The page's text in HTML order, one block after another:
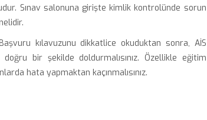
Sınav salonuna girişte kimlik kontrolünde sorun
kılavuzunu dikkatlice okuduktan sonra, AİS
bir şekilde doldurmalısınız. Özellikle eğitim
hata yapmaktan kaçınmalısınız.